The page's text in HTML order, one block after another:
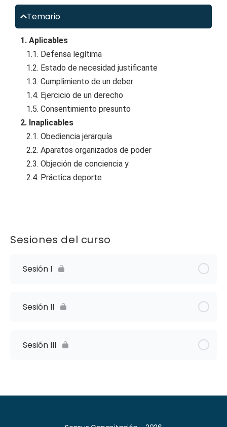
Temario
1. Aplicables
1.1. Defensa legítima
1.2. Estado de necesidad justificante
1.3. Cumplimiento de un deber
1.4. Ejercicio de un derecho
1.5. Consentimiento presunto
2. Inaplicables
2.1. Obediencia jerarquía
2.2. Aparatos organizados de poder
2.3. Objeción de conciencia y
2.4. Práctica deporte
Sesiones del curso
Sesión I
Sesión II
Sesión III